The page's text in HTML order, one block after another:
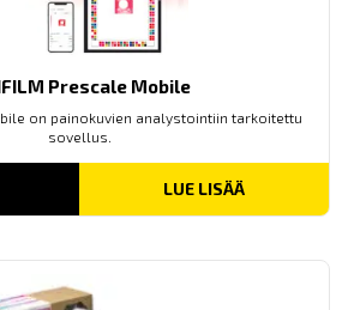
Prescale Mobile
on painokuvien analystointiin tarkoitettu
sovellus.
LUE LISÄÄ